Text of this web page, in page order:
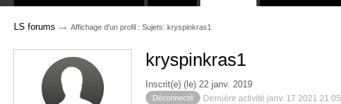
LS forums → Affichage d'un profil : Sujets: kryspinkras1
kryspinkras1
Inscrit(e) (le) 22 janv. 2019
Déconnecté Dernière activité janv. 17 2021 21:05